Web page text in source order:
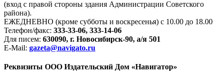
(вход с правой стороны здания Администрации Советского
района).
ЕЖЕДНЕВНО (кроме субботы и воскресенья) с 10.00 до 18.00
Телефон/факс: 333-33-06, 333-14-06
Для писем: 630090, г. Новосибирск-90, а/я 501
E-Mail: gazeta@navigato.ru
Реквизиты ООО Издательский Дом «Навигатор»